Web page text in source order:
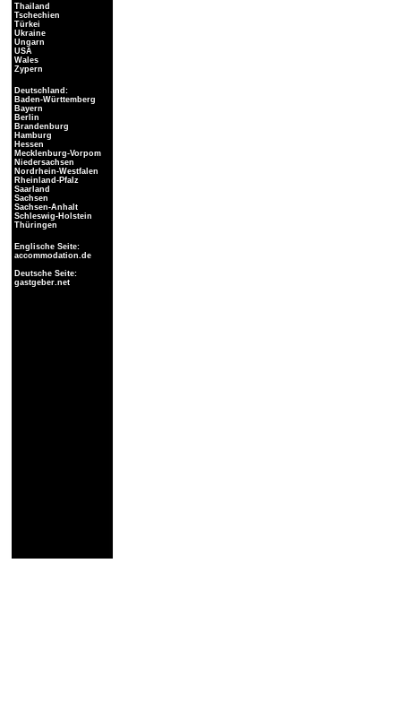
Thailand
Tschechien
Türkei
Ukraine
Ungarn
USA
Wales
Zypern
Deutschland:
Baden-Württemberg
Bayern
Berlin
Brandenburg
Hamburg
Hessen
Mecklenburg-Vorpom
Niedersachsen
Nordrhein-Westfalen
Rheinland-Pfalz
Saarland
Sachsen
Sachsen-Anhalt
Schleswig-Holstein
Thüringen
Englische Seite:
accommodation.de
Deutsche Seite:
gastgeber.net